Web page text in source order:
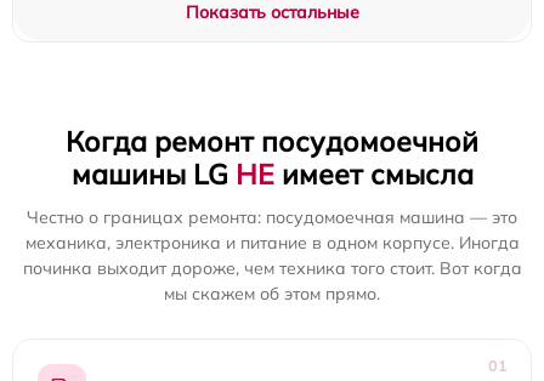
Показать остальные
Когда ремонт посудомоечной
машины LG НЕимеет смысла
Честно о границах ремонта: посудомоечная машина — это
механика, электроника и питание в одном корпусе. Иногда
починка выходит дороже, чем техника того стоит. Вот когда
мы скажем об этом прямо.
01